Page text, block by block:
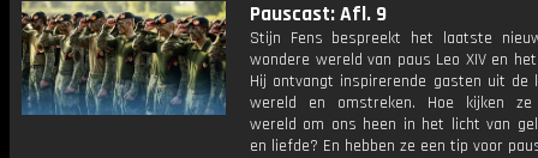
Pauscast: Afl. 9
Stijn Fens bespreekt het laatste
wondere wereld van paus Leo XIV en
Hij ontvangt inspirerende gasten uit de
wereld en omstreken. Hoe kijken
wereld om ons heen in het licht van
en liefde? En hebben ze een tip voor